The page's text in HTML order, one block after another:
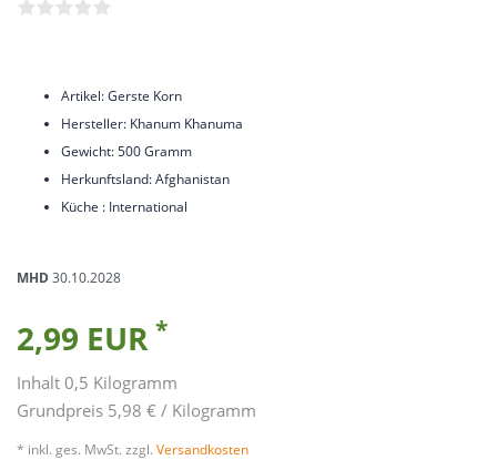
Artikel: Gerste Korn
Hersteller: Khanum Khanuma
Gewicht: 500 Gramm
Herkunftsland: Afghanistan
Küche : International
MHD30.10.2028
2,99 EUR *
Inhalt0,5 Kilogramm
Grundpreis 5,98 € / Kilogramm
* inkl. ges. MwSt. zzgl. Versandkosten